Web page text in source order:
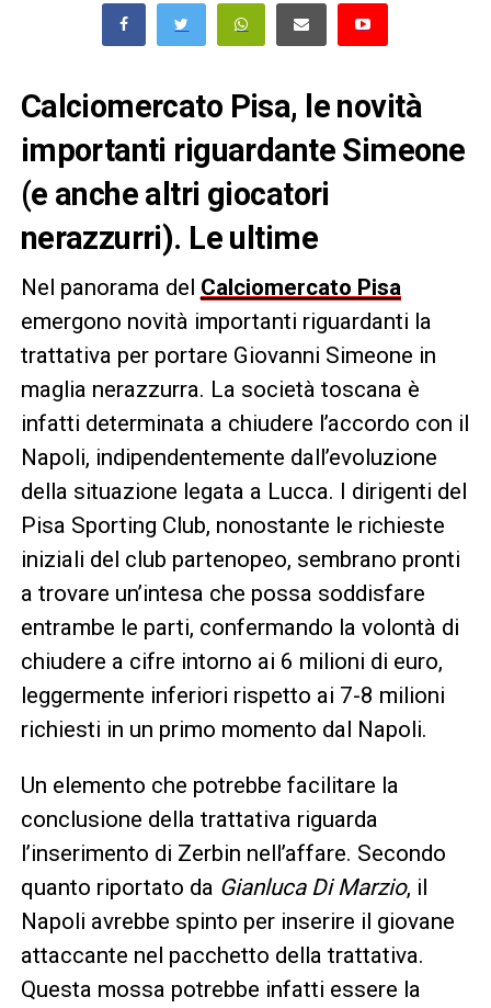
Calciomercato Pisa, le novità
importanti riguardante Simeone
(e anche altri giocatori
nerazzurri). Le ultime
Nel panorama del Calciomercato Pisa
emergono novità importanti riguardanti la
trattativa per portare Giovanni Simeone in
maglia nerazzurra. La società toscana è
infatti determinata a chiudere l’accordo con il
Napoli, indipendentemente dall’evoluzione
della situazione legata a Lucca. I dirigenti del
Pisa Sporting Club, nonostante le richieste
iniziali del club partenopeo, sembrano pronti
a trovare un’intesa che possa soddisfare
entrambe le parti, confermando la volontà di
chiudere a cifre intorno ai 6 milioni di euro,
leggermente inferiori rispetto ai 7-8 milioni
richiesti in un primo momento dal Napoli.
Un elemento che potrebbe facilitare la
conclusione della trattativa riguarda
l’inserimento di Zerbin nell’affare. Secondo
quanto riportato da Gianluca Di Marzio, il
Napoli avrebbe spinto per inserire il giovane
attaccante nel pacchetto della trattativa.
Questa mossa potrebbe infatti essere la